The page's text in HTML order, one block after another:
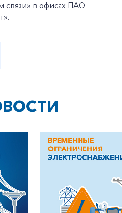
связи» в офисах ПАО